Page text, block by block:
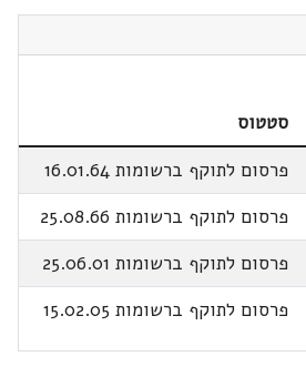
סטטוס
פרסום לתוקף ברשומות 16.01.64
פרסום לתוקף ברשומות 25.08.66
פרסום לתוקף ברשומות 25.06.01
פרסום לתוקף ברשומות 15.02.05